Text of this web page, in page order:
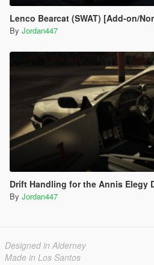
Lenco Bearcat (SWAT) [Add-on/
By Jordan447
Drift Handling for the Annis Elegy
By Jordan447
Designed in Alderney
Made in Los Santos